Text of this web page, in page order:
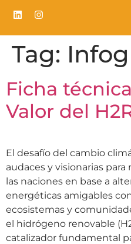
Tag:
Ficha
Valor del
El desafío del cambio
audaces y visionarias
las naciones en base a
energéticas amigables
ecosistemas y
el hidrógeno renovable
catalizador fundamental